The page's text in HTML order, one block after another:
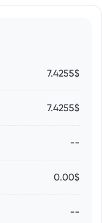
7.4255$
7.4255$
--
0.00$
--